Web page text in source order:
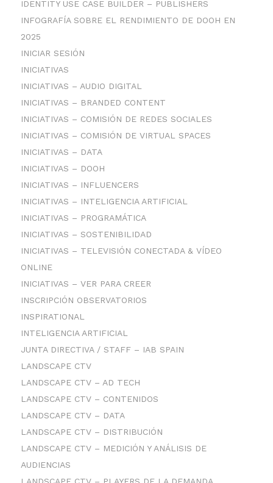
IDENTITY USE CASE BUILDER – PUBLISHERS
INFOGRAFÍA SOBRE EL RENDIMIENTO DE DOOH EN
2025
INICIAR SESIÓN
INICIATIVAS
INICIATIVAS – AUDIO DIGITAL
INICIATIVAS – BRANDED CONTENT
INICIATIVAS – COMISIÓN DE REDES SOCIALES
INICIATIVAS – COMISIÓN DE VIRTUAL SPACES
INICIATIVAS – DATA
INICIATIVAS – DOOH
INICIATIVAS – INFLUENCERS
INICIATIVAS – INTELIGENCIA ARTIFICIAL
INICIATIVAS – PROGRAMÁTICA
INICIATIVAS – SOSTENIBILIDAD
INICIATIVAS – TELEVISIÓN CONECTADA & VÍDEO
ONLINE
INICIATIVAS – VER PARA CREER
INSCRIPCIÓN OBSERVATORIOS
INSPIRATIONAL
INTELIGENCIA ARTIFICIAL
JUNTA DIRECTIVA / STAFF – IAB SPAIN
LANDSCAPE CTV
LANDSCAPE CTV – AD TECH
LANDSCAPE CTV – CONTENIDOS
LANDSCAPE CTV – DATA
LANDSCAPE CTV – DISTRIBUCIÓN
LANDSCAPE CTV – MEDICIÓN Y ANÁLISIS DE
AUDIENCIAS
LANDSCAPE CTV – PLAYERS DE LA DEMANDA